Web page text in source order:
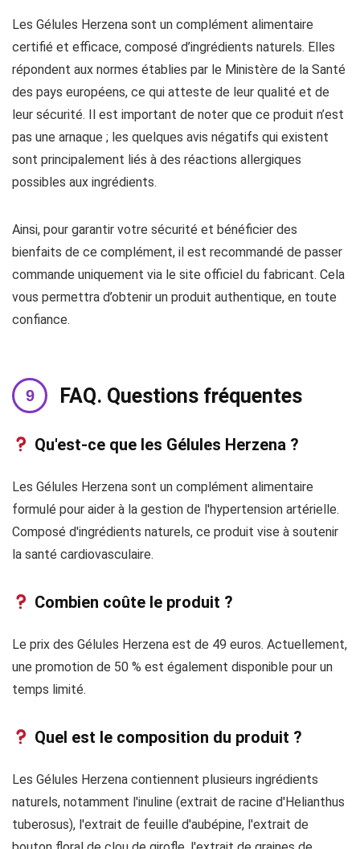
Les Gélules Herzena sont un complément alimentaire
certifié et efficace, composé d’ingrédients naturels. Elles
répondent aux normes établies par le Ministère de la Santé
des pays européens, ce qui atteste de leur qualité et de
leur sécurité. Il est important de noter que ce produit n’est
pas une arnaque ; les quelques avis négatifs qui existent
sont principalement liés à des réactions allergiques
possibles aux ingrédients.
Ainsi, pour garantir votre sécurité et bénéficier des
bienfaits de ce complément, il est recommandé de passer
commande uniquement via le site officiel du fabricant. Cela
vous permettra d’obtenir un produit authentique, en toute
confiance.
FAQ. Questions fréquentes
Qu'est-ce que les Gélules Herzena ?
Les Gélules Herzena sont un complément alimentaire
formulé pour aider à la gestion de l'hypertension artérielle.
Composé d'ingrédients naturels, ce produit vise à soutenir
la santé cardiovasculaire.
Combien coûte le produit ?
Le prix des Gélules Herzena est de 49 euros. Actuellement,
une promotion de 50 % est également disponible pour un
temps limité.
Quel est le composition du produit ?
Les Gélules Herzena contiennent plusieurs ingrédients
naturels, notamment l'inuline (extrait de racine d'Helianthus
tuberosus), l'extrait de feuille d'aubépine, l'extrait de